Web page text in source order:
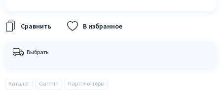
В избранное
Выбрать
Каталог Garmin Картплоттеры